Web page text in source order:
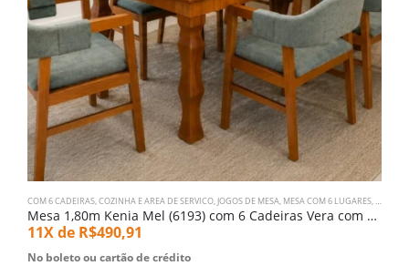
COM 6 CADEIRAS,COZINHA E AREA DE SERVICO, JOGOS DE MESA, MESA COM 6 LUGARES,SALA
Mesa 1,80m Kenia Mel (6193) com 6 Cadeiras Vera com Braço (2914)
11X de R$490,91
No boleto ou cartão de crédito